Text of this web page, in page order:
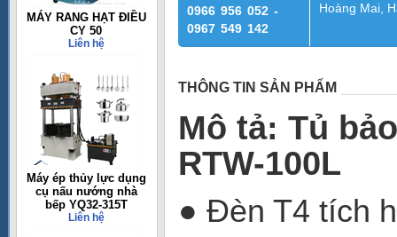
MÁY RANG HẠT ĐIỀU
CY 50
Liên hệ
Máy ép thủy lực dụng
cụ nấu nướng nhà
bếp YQ32-315T
Liên hệ
0966 956 052 -
0967 549 142
Hoàng Mai,
THÔNG TIN SẢN PHẨM
Mô tả: Tủ
RTW-100L
● Đèn T4 tích